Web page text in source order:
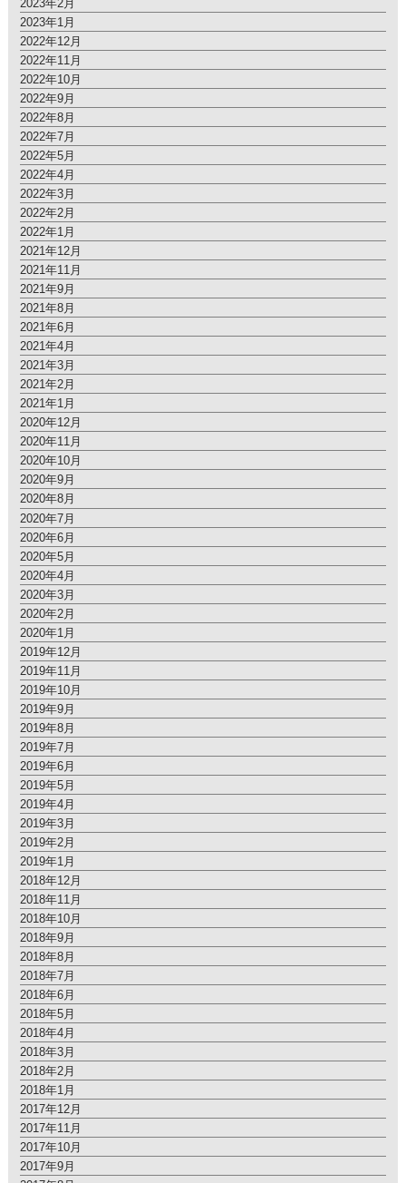
2023年2月
2023年1月
2022年12月
2022年11月
2022年10月
2022年9月
2022年8月
2022年7月
2022年5月
2022年4月
2022年3月
2022年2月
2022年1月
2021年12月
2021年11月
2021年9月
2021年8月
2021年6月
2021年4月
2021年3月
2021年2月
2021年1月
2020年12月
2020年11月
2020年10月
2020年9月
2020年8月
2020年7月
2020年6月
2020年5月
2020年4月
2020年3月
2020年2月
2020年1月
2019年12月
2019年11月
2019年10月
2019年9月
2019年8月
2019年7月
2019年6月
2019年5月
2019年4月
2019年3月
2019年2月
2019年1月
2018年12月
2018年11月
2018年10月
2018年9月
2018年8月
2018年7月
2018年6月
2018年5月
2018年4月
2018年3月
2018年2月
2018年1月
2017年12月
2017年11月
2017年10月
2017年9月